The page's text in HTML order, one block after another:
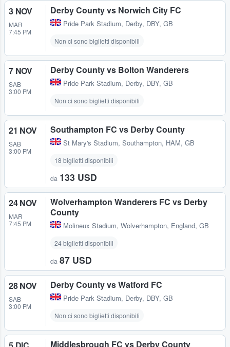
3 NOV
MAR
7:45 PM
Derby County vs Norwich City FC
Pride Park Stadium, Derby, DBY, GB
Non ci sono biglietti disponibili
7 NOV
SAB
3:00 PM
Derby County vs Bolton Wanderers
Pride Park Stadium, Derby, DBY, GB
Non ci sono biglietti disponibili
21 NOV
SAB
3:00 PM
Southampton FC vs Derby County
St Mary's Stadium, Southampton, HAM, GB
18 biglietti disponibili
da 133 USD
24 NOV
MAR
7:45 PM
Wolverhampton Wanderers FC vs Derby
County
Molineux Stadium, Wolverhampton, England, GB
24 biglietti disponibili
da 87 USD
28 NOV
SAB
3:00 PM
Derby County vs Watford FC
Pride Park Stadium, Derby, DBY, GB
Non ci sono biglietti disponibili
Middlesbrough FC vs Derby County